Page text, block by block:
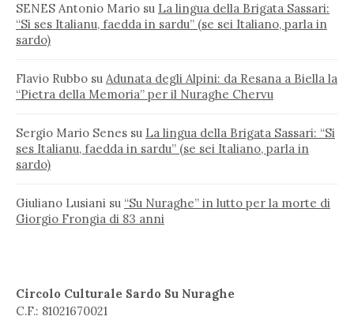
SENES Antonio Mario su La lingua della Brigata Sassari:
“Si ses Italianu, faedda in sardu” (se sei Italiano, parla in
sardo)
Flavio Rubbo su Adunata degli Alpini: da Resana a Biella la
“Pietra della Memoria” per il Nuraghe Chervu
Sergio Mario Senes su La lingua della Brigata Sassari: “Si
ses Italianu, faedda in sardu” (se sei Italiano, parla in
sardo)
Giuliano Lusiani su “Su Nuraghe” in lutto per la morte di
Giorgio Frongia di 83 anni
Circolo Culturale Sardo Su Nuraghe
C.F.: 81021670021